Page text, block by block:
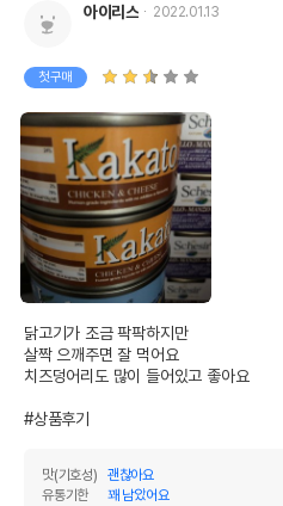
아이리스 2022.01.13
첫구매
닭고기가 조금 팍팍하지만
살짝 으깨주면 잘 먹어요
치즈덩어리도 많이 들어있고 좋아요
#상품후기
맛(기호성)
괜찮아요
유통기한
꽤 남았어요